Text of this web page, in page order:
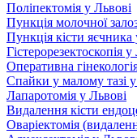
Поліпектомія у Львові
Пункція молочної
Пункція кісти яєчника
Гістерорезектоскопія у
Оперативна
Спайки у малому тазі
Лапаротомія у Львові
Видалення кісти
Оваріектомія